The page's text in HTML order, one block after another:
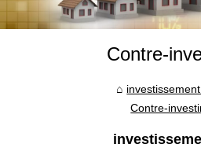
Contre-
Contre-